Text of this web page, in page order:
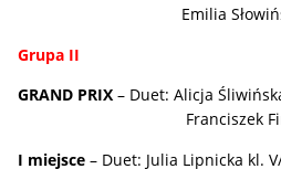
Emilia
Grupa II
GRAND PRIX – Duet: Alicja
Franciszek
I miejsce– Duet: Julia Lipnicka kl.